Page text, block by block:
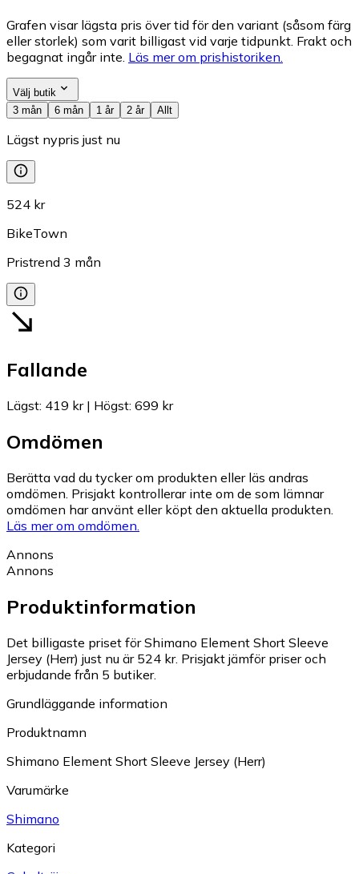
Grafen visar lägsta pris över tid för den variant (såsom färg
eller storlek) som varit billigast vid varje tidpunkt. Frakt och
begagnat ingår inte. Läs mer om prishistoriken.
Välj butik
3 mån
6 mån 1 år 2 år Allt
Lägst nypris just nu
524 kr
BikeTown
Pristrend 3 mån
Fallande
Lägst: 419 kr| Högst: 699 kr
Omdömen
Berätta vad du tycker om produkten eller läs andras
omdömen. Prisjakt kontrollerar inte om de som lämnar
omdömen har använt eller köpt den aktuella produkten.
Läs mer om omdömen.
Annons
Annons
Produktinformation
Det billigaste priset för Shimano Element Short Sleeve
Jersey (Herr) just nu är 524 kr. Prisjakt jämför priser och
erbjudande från 5 butiker.
Grundläggande information
Produktnamn
Shimano Element Short Sleeve Jersey (Herr)
Varumärke
Shimano
Kategori